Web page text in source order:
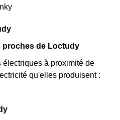
proches de Loctudy
électriques à proximité de
qu'elles produisent :